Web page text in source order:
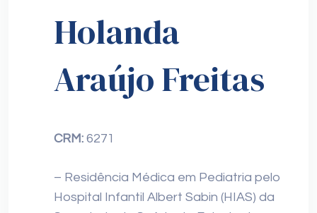
Holanda
Araújo Freitas
CRM: 6271
– Residência Médica em Pediatria pelo
Hospital Infantil Albert Sabin (HIAS) da